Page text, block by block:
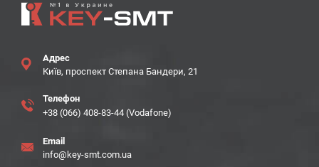
Адрес
Київ, проспект Степана Бандери, 21
Телефон
+38 (066) 408-83-44 (Vodafone)
Email
info@key-smt.com.ua